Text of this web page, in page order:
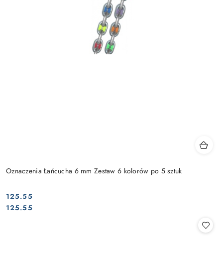
Oznaczenia Łańcucha 6 mm Zestaw 6 kolorów po 5 sztuk
Cena:
125.55
Cena:
125.55